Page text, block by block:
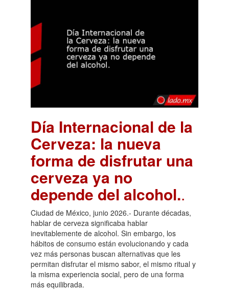
Día Internacional de la
Cerveza: la nueva
forma de disfrutar una
cerveza ya no
depende del alcohol..
Ciudad de México, junio 2026.- Durante décadas,
hablar de cerveza significaba hablar
inevitablemente de alcohol. Sin embargo, los
hábitos de consumo están evolucionando y cada
vez más personas buscan alternativas que les
permitan disfrutar el mismo sabor, el mismo ritual y
la misma experiencia social, pero de una forma
más equilibrada.